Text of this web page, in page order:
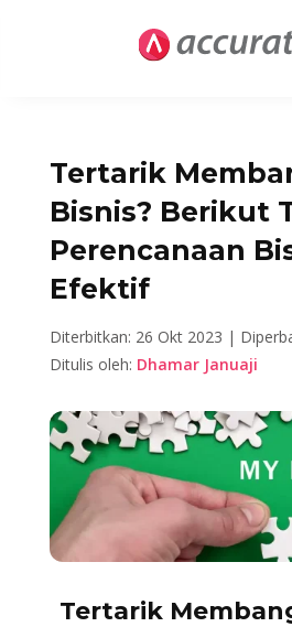
Tertarik
Bisnis? Berikut
Perencanaan
Efektif
Diterbitkan: 26 Okt 2023 |
Ditulis oleh: Dhamar Januaji
Tertarik